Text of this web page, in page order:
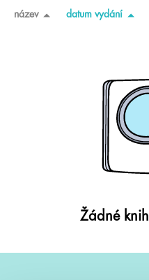
název datum vydání
Žádné